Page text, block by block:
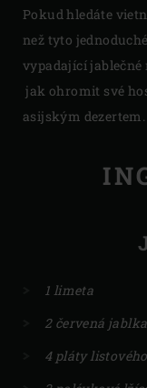
Pokud hledáte
než tyto
vypadající jablečné
jak ohromit své
asijským dezertem.
1 limeta
2 červená jablka
4 pláty